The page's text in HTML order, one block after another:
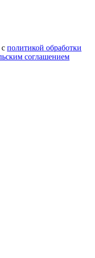
политикой обработки
соглашением